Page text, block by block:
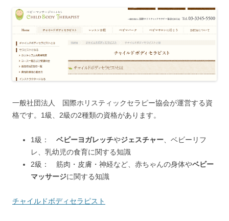
一般社団法人 国際ホリスティックセラピー協会が運営する資
格です。1級、2級の2種類の資格があります。
1級： ベビーヨガレッチやジェスチャー、ベビーリフ
レ、乳幼児の食育に関する知識
2級： 筋肉・皮膚・神経など、赤ちゃんの身体やベビー
マッサージに関する知識
チャイルドボディセラピスト